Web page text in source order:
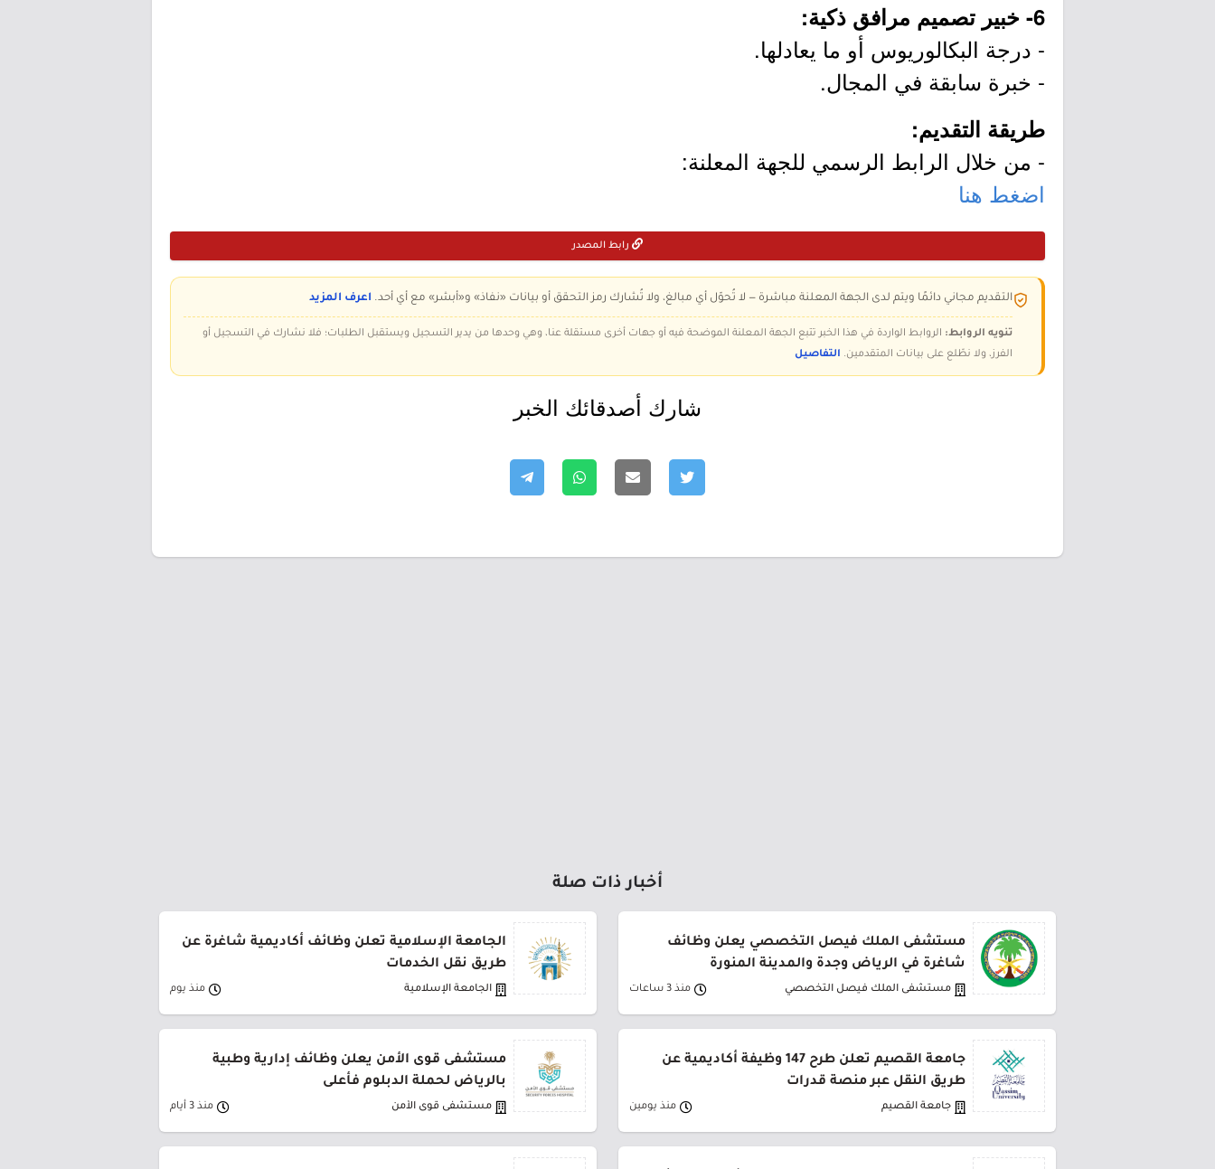
6- خبير تصميم مرافق ذكية:
- درجة البكالوريوس أو ما يعادلها.
- خبرة سابقة في المجال.
طريقة التقديم:
- من خلال الرابط الرسمي للجهة المعلنة:
اضغط هنا
رابط المصدر
التقديم مجاني دائمًا ويتم لدى الجهة المعلنة مباشرة — لا تُحوّل أي مبالغ، ولا تُشارك رمز التحقق أو بيانات «نفاذ» و«أبشر» مع أي أحد. اعرف المزيد
تنويه الروابط: الروابط الواردة في هذا الخبر تتبع الجهة المعلنة الموضحة فيه أو جهات أخرى مستقلة عنا، وهي وحدها من يدير التسجيل ويستقبل الطلبات؛ فلا نشارك في التسجيل أو
الفرز، ولا نطّلع على بيانات المتقدمين. التفاصيل
شارك أصدقائك الخبر
أخبار ذات صلة
مستشفى الملك فيصل التخصصي يعلن وظائف
شاغرة في الرياض وجدة والمدينة المنورة
مستشفى الملك فيصل التخصصي منذ 3 ساعات
الجامعة الإسلامية تعلن وظائف أكاديمية شاغرة عن
طريق نقل الخدمات
الجامعة الإسلامية منذ يوم
جامعة القصيم تعلن طرح 147 وظيفة أكاديمية عن
طريق النقل عبر منصة قدرات
جامعة القصيم منذ يومين
مستشفى قوى الأمن يعلن وظائف إدارية وطبية
بالرياض لحملة الدبلوم فأعلى
مستشفى قوى الأمن منذ 3 أيام